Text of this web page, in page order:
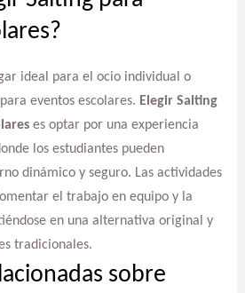
ideal para el ocio individual o
eventos escolares. Elegir Salting
es optar por una experiencia
los estudiantes pueden
dinámico y seguro. Las actividades
el trabajo en equipo y la
en una alternativa original y
tradicionales.
sobre